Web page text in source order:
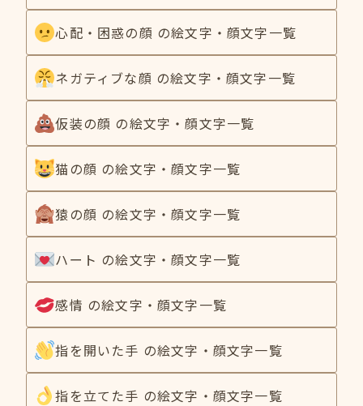
心配・困惑の顔 の絵文字・顔文字一覧
ネガティブな顔 の絵文字・顔文字一覧
仮装の顔 の絵文字・顔文字一覧
猫の顔 の絵文字・顔文字一覧
猿の顔 の絵文字・顔文字一覧
ハート の絵文字・顔文字一覧
感情 の絵文字・顔文字一覧
指を開いた手 の絵文字・顔文字一覧
指を立てた手 の絵文字・顔文字一覧